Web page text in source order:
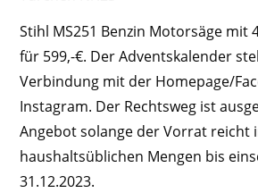
Stihl MS251 Benzin Motorsäge mit
für 599,-€. Der Adventskalender
Verbindung mit der Homepage/
Instagram. Der Rechtsweg ist
Angebot solange der Vorrat reicht
haushaltsüblichen Mengen bis
31.12.2023.